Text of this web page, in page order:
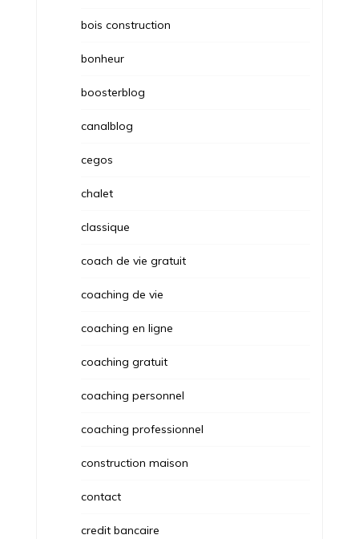
bois construction
bonheur
boosterblog
canalblog
cegos
chalet
classique
coach de vie gratuit
coaching de vie
coaching en ligne
coaching gratuit
coaching personnel
coaching professionnel
construction maison
contact
credit bancaire